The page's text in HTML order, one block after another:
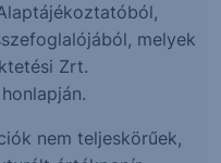
melyek
Zrt.
nem teljeskörűek,